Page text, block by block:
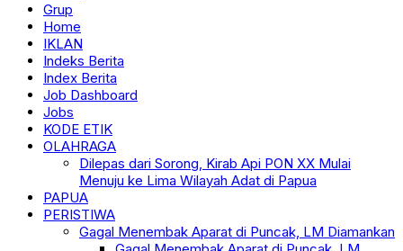
Grup
Home
IKLAN
Indeks Berita
Index Berita
Job Dashboard
Jobs
KODE ETIK
OLAHRAGA
Dilepas dari Sorong, Kirab Api PON XX Mulai
Menuju ke Lima Wilayah Adat di Papua
PAPUA
PERISTIWA
Gagal Menembak Aparat di Puncak, LM Diamankan